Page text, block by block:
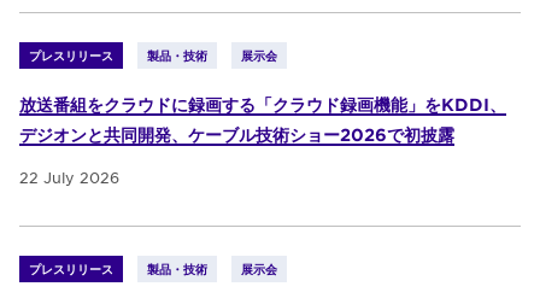
プレスリリース 製品・技術 展示会
放送番組をクラウドに録画する「クラウド録画機能」をKDDI、
デジオンと共同開発、ケーブル技術ショー2026で初披露
22 July 2026
プレスリリース 製品・技術 展示会